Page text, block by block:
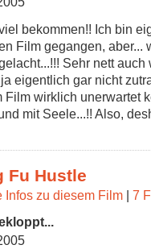
bekommen!! Ich bin
Film gegangen, aber...
Sehr nett
eigentlich gar nicht
Film wirklich unerwartet
mit Seele...!! Also,
Fu Hustle
Infos zu diesem Film | 7